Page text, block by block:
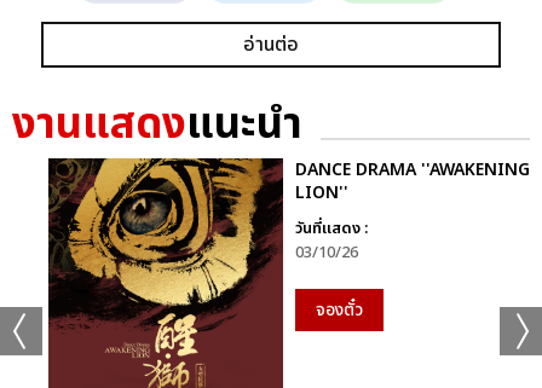
อ่านต่อ
งานแสดงแนะนำ
DANCE DRAMA ''AWAKENING
LION''
วันที่แสดง :
03/10/26
จองตั๋ว